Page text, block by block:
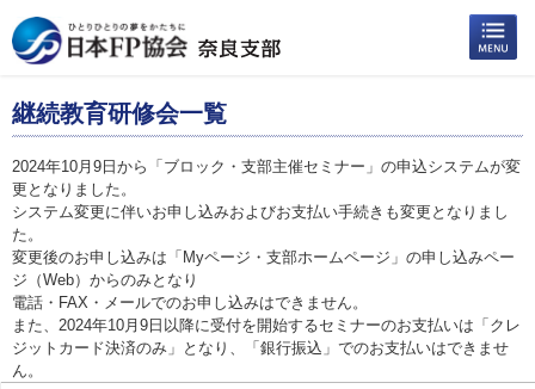
継続教育研修会一覧
2024年10月9日から「ブロック・支部主催セミナー」の申込システムが変
更となりました。
システム変更に伴いお申し込みおよびお支払い手続きも変更となりまし
た。
変更後のお申し込みは「Myページ・支部ホームページ」の申し込みペー
ジ（Web）からのみとなり
電話・FAX・メールでのお申し込みはできません。
また、2024年10月9日以降に受付を開始するセミナーのお支払いは「クレ
ジットカード決済のみ」となり、「銀行振込」でのお支払いはできませ
ん。